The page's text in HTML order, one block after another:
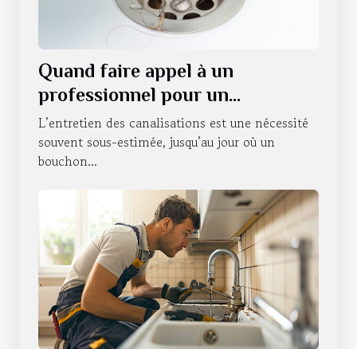
Quand faire appel à un
professionnel pour un
débouchage de canalisations à
Strasbourg ?
L’entretien des canalisations est une nécessité
souvent sous-estimée, jusqu’au jour où un
bouchon...